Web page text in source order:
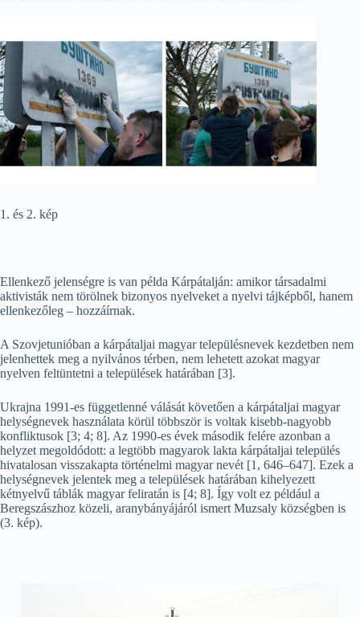
1. és 2. kép
Ellenkező jelenségre is van példa Kárpátalján: amikor társadalmi
aktivisták nem törölnek bizonyos nyelveket a nyelvi tájképből, hanem
ellenkezőleg – hozzáírnak.
A Szovjetunióban a kárpátaljai magyar településnevek kezdetben nem
jelenhettek meg a nyilvános térben, nem lehetett azokat magyar
nyelven feltüntetni a települések határában [3].
Ukrajna 1991-es függetlenné válását követően a kárpátaljai magyar
helységnevek használata körül többször is voltak kisebb-nagyobb
konfliktusok [3; 4; 8]. Az 1990-es évek második felére azonban a
helyzet megoldódott: a legtöbb magyarok lakta kárpátaljai település
hivatalosan visszakapta történelmi magyar nevét [1, 646–647]. Ezek a
helységnevek jelentek meg a települések határában kihelyezett
kétnyelvű táblák magyar feliratán is [4; 8]. Így volt ez például a
Beregszászhoz közeli, aranybányájáról ismert Muzsaly községben is
(3. kép).